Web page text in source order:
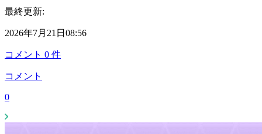
最終更新:
2026年7月21日08:56
コメント 0 件
コメント
0